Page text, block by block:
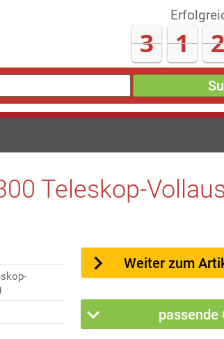
3 1
Teleskop-
Weiter zum
passende